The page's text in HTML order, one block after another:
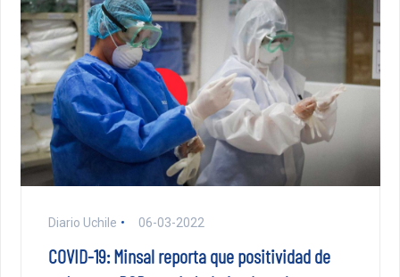
Diario Uchile 06-03-2022
COVID-19: Minsal reporta que positividad de